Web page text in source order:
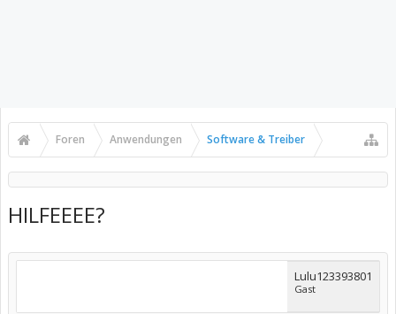
Foren Anwendungen Software & Treiber
HILFEEEE?
Lulu123393801
Gast